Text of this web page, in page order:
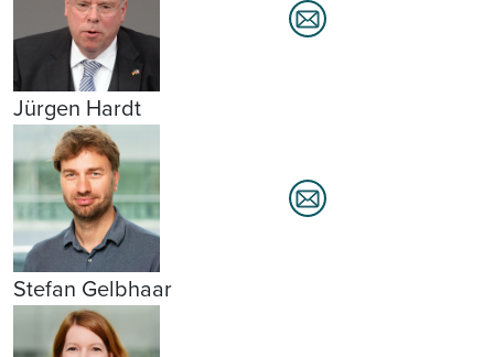
Jürgen Hardt
Stefan Gelbhaar